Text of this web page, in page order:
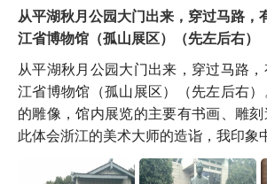
从平湖秋月公园大门出来，穿过马路，
江省博物馆（孤山展区）（先左后右）
从平湖秋月公园大门出来，穿过马路
江省博物馆（孤山展区）（先左后右
的雕像，馆内展览的主要有书画、雕
此体会浙江的美术大师的造诣，我印象